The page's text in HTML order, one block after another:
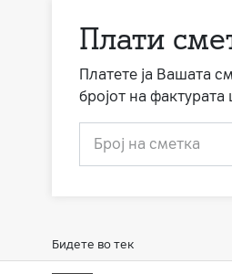
Плати
Платете ја Вашата
бројот на фактурата
Број на сметка
Бидете во тек